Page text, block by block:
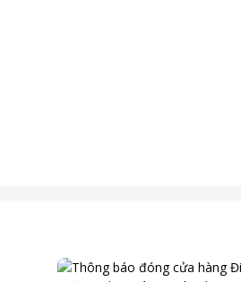
hiệu quả tối ưu
làm lạnh nhanh Turbo. Khi kích